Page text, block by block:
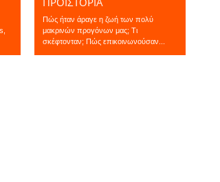
Πώς ήταν άραγε η ζωή των πολύ
μακρινών προγόνων μας; Τι
σκέφτονταν; Πώς επικοινωνούσαν...